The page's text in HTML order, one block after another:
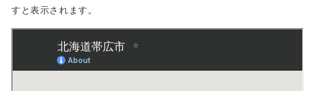
すと表示されます。